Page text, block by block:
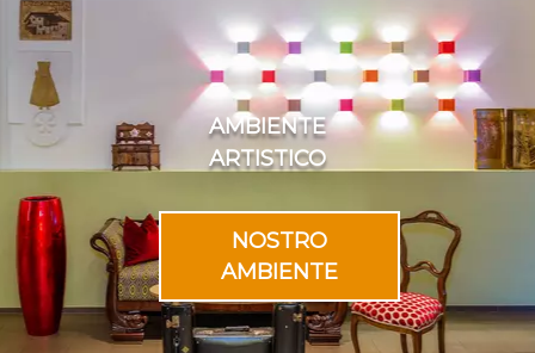
AMBIENTE
ARTISTICO
NOSTRO
AMBIENTE